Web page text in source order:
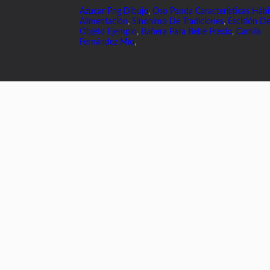
Azucar Png Dibujo, Oso Panda Características
Alimentación, Sinonimo De Tradiciones, Escisión Del
Objeto Ejemplo, Bañera Para Bebé Precio, Camila
Fernández Mío,